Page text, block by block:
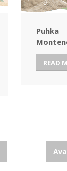
Puhka
READ